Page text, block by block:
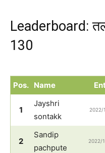
Leaderboard:
130
Pos. Name
1
Jayshri
sontakk
2022/
2
Sandip
pachpute
2022/